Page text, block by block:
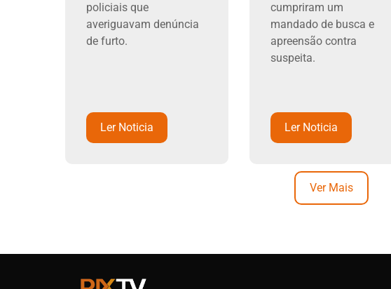
policiais que
averiguavam denúncia
de furto.
Ler Noticia
cumpriram um
mandado de busca e
apreensão contra
suspeita.
Ler Noticia
Ver Mais